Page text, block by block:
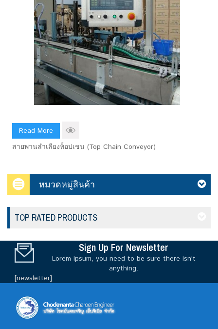
Read More
สายพานลำเลียงท็อปเชน (Top Chain Conveyor)
หมวดหมู่สินค้า
TOP RATED PRODUCTS
Sign Up For Newsletter
Lorem Ipsum, you need to be sure there isn't
anything.
[newsletter]